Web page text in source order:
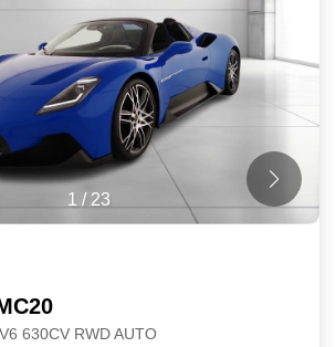
1 / 23
630CV RWD AUTO